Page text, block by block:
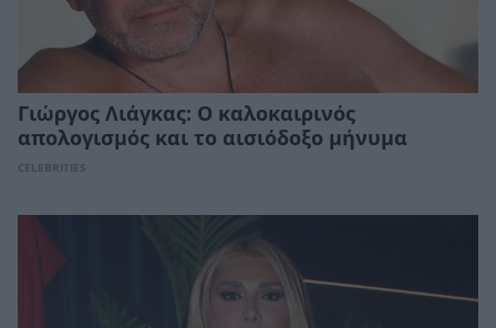
Γιώργος Λιάγκας: Ο καλοκαιρινός
απολογισμός και το αισιόδοξο μήνυμα
CELEBRITIES